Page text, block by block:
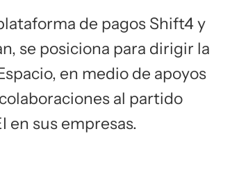
de pagos Shift4 y
se posiciona para dirigir la
en medio de apoyos
al partido
en sus empresas.